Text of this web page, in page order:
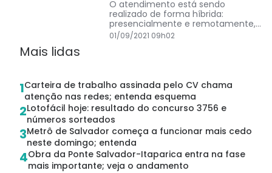
O atendimento está sendo
realizado de forma híbrida:
presencialmente e remotamente,
via whatsapp; a escolha é no
momento do agendamento.
01/09/2021 09h02
Mais lidas
1Carteira de trabalho assinada pelo CV chama
atenção nas redes; entenda esquema
2Lotofácil hoje: resultado do concurso 3756 e
números sorteados
3Metrô de Salvador começa a funcionar mais cedo
neste domingo; entenda
4Obra da Ponte Salvador-Itaparica entra na fase
mais importante; veja o andamento